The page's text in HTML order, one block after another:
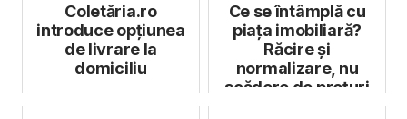
Coletăria.ro
introduce opțiunea
de livrare la
domiciliu
Ce se întâmplă cu
piața imobiliară?
Răcire și
normalizare, nu
scădere de prețuri